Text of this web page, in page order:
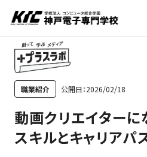
学科・コース
訪問者別
TOP
学びの紹介
職業紹介 公開日：2026/02/18
動画クリエイターに
スキルとキャリアパ